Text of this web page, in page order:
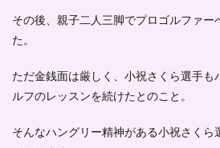
その後、親子二人三脚でプロゴルファー
た。
ただ金銭面は厳しく、小祝さくら選手も
ルフのレッスンを続けたとのこと。
そんなハングリー精神がある小祝さくら